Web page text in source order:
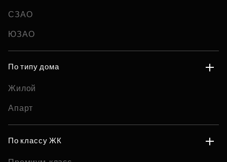
СЗАО
ЮЗАО
По типу дома
Жилой
Апарт
По классу ЖК